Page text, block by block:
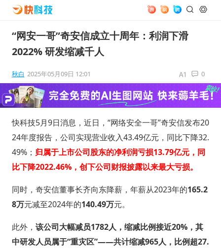
“网安一哥”奇安信成立十周年：利润下滑
2022% 研发缩减千人
秋白 2025年05月09日 12:01 0
快科技5月9日消息，近日，“网络安全一哥”奇安信发布20
24年度报告，公司实现营业收入43.49亿元，同比下降32.
49%； 归属于上市公司股东的净利润亏损13.79亿元，同
比下降2022.46%，创下公司财报披露以来最大亏损。
同时，奇安信董事长齐向东降薪，年薪从2023年的165.2
8万元减至2024年的140.49万元。
此外， 该公司大幅减员1782人，缩减比例接近20%，其
中研发人员属于“重灾区”——共计缩减965人，比例超27.